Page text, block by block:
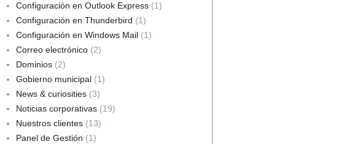
Configuración en Outlook Express(1)
Configuración en Thunderbird (1)
Configuración en Windows Mail(1)
Correo electrónico(2)
Dominios(2)
Gobierno municipal(1)
News & curiosities(3)
Noticias corporativas(19)
Nuestros clientes(13)
Panel de Gestión (1)